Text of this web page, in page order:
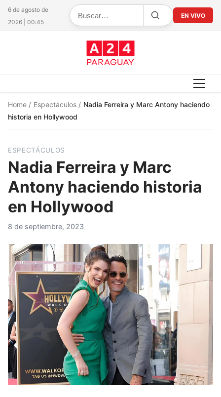
6 de agosto de
2026 | 00:45
EN VIVO
Home / Espectáculos / Nadia Ferreira y Marc Antony haciendo
historia en Hollywood
ESPECTÁCULOS
Nadia Ferreira y Marc
Antony haciendo historia
en Hollywood
8 de septiembre, 2023